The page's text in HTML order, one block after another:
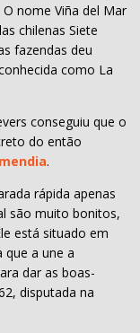
nome Viña del Mar
chilenas Siete
fazendas deu
como La
conseguiu que o
do então
.
rápida apenas
são muito bonitos,
está situado em
que a une a
dar as boas-
disputada na